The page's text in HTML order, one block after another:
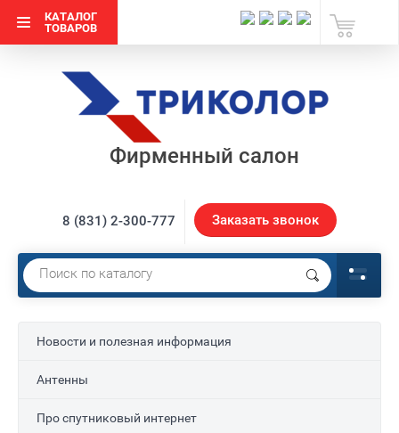
КАТАЛОГ
ТОВАРОВ
Фирменный салон
8 (831) 2-300-777 Заказать звонок
Новости и полезная информация
Антенны
Про спутниковый интернет